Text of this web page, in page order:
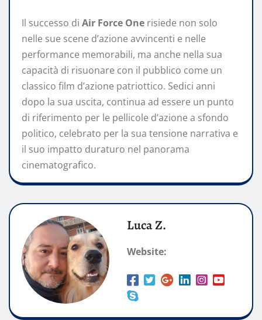
Il successo di Air Force One risiede non solo
nelle sue scene d’azione avvincenti e nelle
performance memorabili, ma anche nella sua
capacità di risuonare con il pubblico come un
classico film d’azione patriottico. Sedici anni
dopo la sua uscita, continua ad essere un punto
di riferimento per le pellicole d’azione a sfondo
politico, celebrato per la sua tensione narrativa e
il suo impatto duraturo nel panorama
cinematografico.
Luca Z.
Website: